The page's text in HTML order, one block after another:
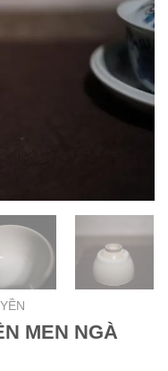
MEN NGÀ